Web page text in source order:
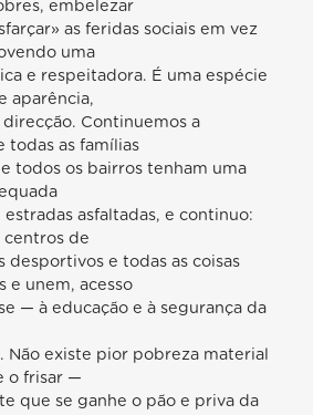
embelezar
as feridas sociais em vez
uma
e respeitadora. É uma espécie
aparência,
direcção. Continuemos a
todas as famílias
todos os bairros tenham uma
estradas asfaltadas, e continuo:
centros de
desportivos e todas as coisas
e unem, acesso
— à educação e à segurança da
Não existe pior pobreza material
o frisar —
que se ganhe o pão e priva da